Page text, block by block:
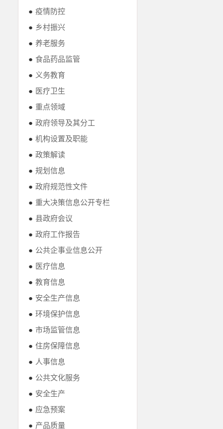
● 疫情防控
● 乡村振兴
● 养老服务
● 食品药品监管
● 义务教育
● 医疗卫生
● 重点领域
● 政府领导及其分工
● 机构设置及职能
● 政策解读
● 规划信息
● 政府规范性文件
● 重大决策信息公开专栏
● 县政府会议
● 政府工作报告
● 公共企事业信息公开
● 医疗信息
● 教育信息
● 安全生产信息
● 环境保护信息
● 市场监管信息
● 住房保障信息
● 人事信息
● 公共文化服务
● 安全生产
● 应急预案
● 产品质量